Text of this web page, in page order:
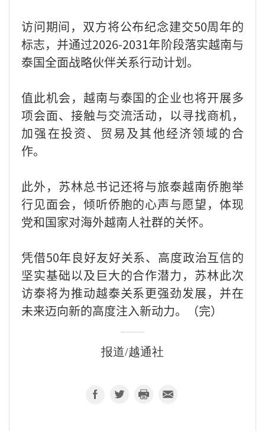
访问期间，双方将公布纪念建交50周年的
标志，并通过2026-2031年阶段落实越南与
泰国全面战略伙伴关系行动计划。
值此机会，越南与泰国的企业也将开展多
项会面、接触与交流活动，以寻找商机，
加强在投资、贸易及其他经济领域的合
作。
此外，苏林总书记还将与旅泰越南侨胞举
行见面会，倾听侨胞的心声与愿望，体现
党和国家对海外越南人社群的关怀。
凭借50年良好友好关系、高度政治互信的
坚实基础以及巨大的合作潜力，苏林此次
访泰将为推动越泰关系更强劲发展，并在
未来迈向新的高度注入新动力。（完）
报道/越通社